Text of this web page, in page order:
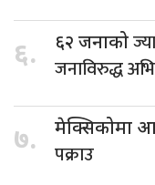
६. ६२ जनाको
जनाविरुद्ध
७. मेक्सिकोमा
पक्राउ